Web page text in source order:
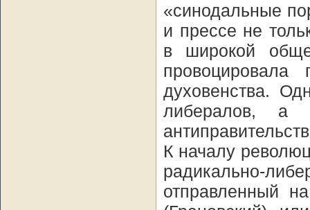
«синодальные
и прессе не
в широкой
провоцировала
духовенства.
либералов, а
К началу
радикально-
отправленный